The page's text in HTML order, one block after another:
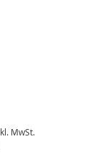
kl. MwSt.